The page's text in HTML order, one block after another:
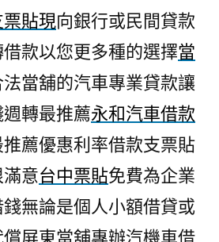
票貼現向銀行或民間貸款
款以您更多種的選擇當
當舖的汽車專業貸款讓
轉最推薦永和汽車借款
薦優惠利率借款支票貼
意台中票貼免費為企業
無論是個人小額借貸或
償屏東當舖專辦汽機車借